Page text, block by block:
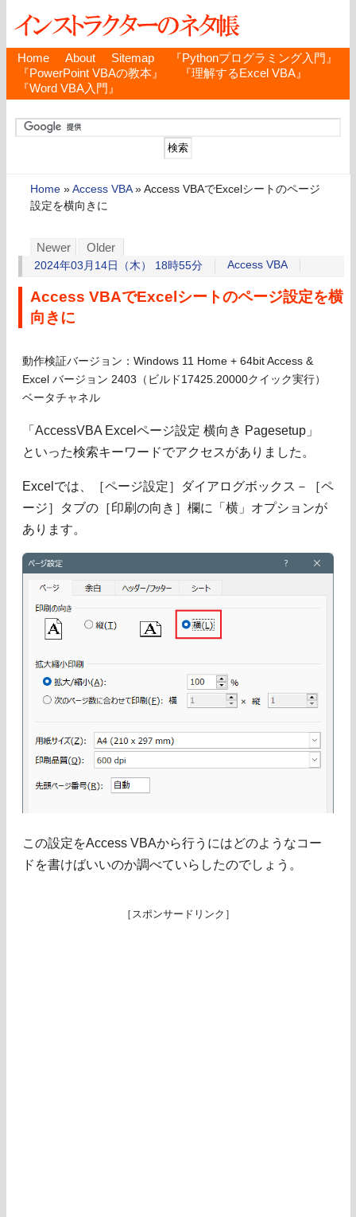
Home About Sitemap
『Pythonプログラミング入門』
『PowerPoint VBAの教本』
『理解するExcel VBA』
『Word VBA入門』
Home » Access VBA» Access VBAでExcelシートのページ
設定を横向きに
Newer Older
2024年03月14日（木） 18時55分 Access VBA
Access VBAでExcelシートのページ設定を横
向きに
動作検証バージョン：Windows 11 Home + 64bit Access &
Excel バージョン 2403（ビルド17425.20000クイック実行）
ベータチャネル
「AccessVBA Excelページ設定 横向き Pagesetup」
といった検索キーワードでアクセスがありました。
Excelでは、［ページ設定］ダイアログボックス－［ペ
ージ］タブの［印刷の向き］欄に「横」オプションが
あります。
この設定をAccess VBAから行うにはどのようなコー
ドを書けばいいのか調べていらしたのでしょう。
［スポンサードリンク］